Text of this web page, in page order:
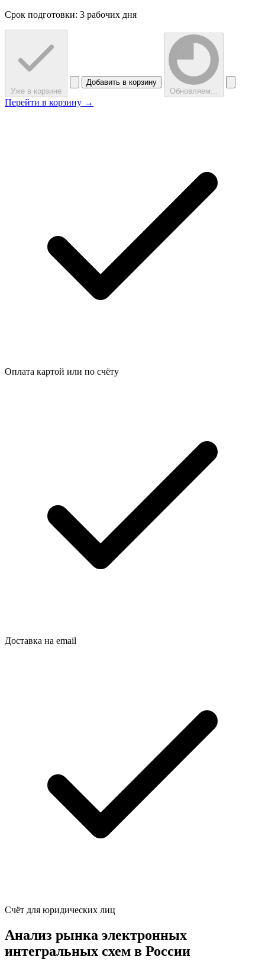
Срок подготовки: 3 рабочих дня
Уже в корзине
Добавить в корзину
Обновляем...
Перейти в корзину →
Оплата картой или по счёту
Доставка на email
Счёт для юридических лиц
Анализ рынка электронных
интегральных схем в России